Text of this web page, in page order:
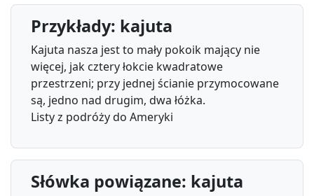
Przykłady: kajuta
Kajuta nasza jest to mały pokoik mający nie
więcej, jak cztery łokcie kwadratowe
przestrzeni; przy jednej ścianie przymocowane
są, jedno nad drugim, dwa łóżka.
Listy z podróży do Ameryki
Słówka powiązane: kajuta